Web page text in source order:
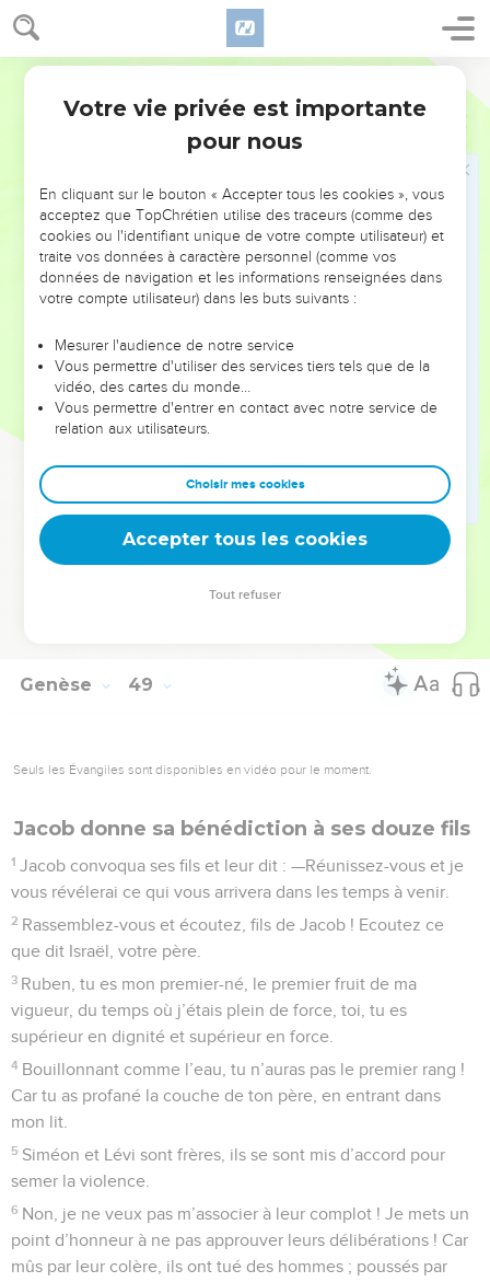
Genèse 48
17 Joseph remarqua que son père avait posé sa main droite
sur la tête d’Ephraïm. Cela lui déplut et il prit la main de son
Manassé.
Il dit à son père : —Il ne faut pas faire ainsi, mon père, car
Mais son père refusa et dit : —Je sais, mon fils, je sais.
Celui-là aussi deviendra un peuple ! Lui aussi sera grand.
Mais son frère cadet sera plus grand que lui et sa
descendance formera des nations entières.
d’Israël vous nommera dans ses bénédictions en disant :
« Que Dieu te rende semblable à Ephraïm et à Manassé ! »
Ainsi il plaça Ephraïm avant Manassé.
Puis Israël dit à Joseph : —Je vais bientôt mourir. Dieu sera
Quant à moi, je te donne une part de plus qu’à tes frères :
Sichem, que j’ai conquise sur les Amorites avec mon épée et
mon arc.
La Bible Du Semeur Copyright © 1992, 1999 by Biblica, Inc.® Used by permission.
Genèse 49
Seuls les Évangiles sont disponibles en vidéo pour le moment.
Jacob donne sa bénédiction à ses douze fils
1 Jacob convoqua ses fils et leur dit : —Réunissez-vous et je
vous révélerai ce qui vous arrivera dans les temps à venir.
2 Rassemblez-vous et écoutez, fils de Jacob ! Ecoutez ce
que dit Israël, votre père.
3 Ruben, tu es mon premier-né, le premier fruit de ma
vigueur, du temps où j’étais plein de force, toi, tu es
supérieur en dignité et supérieur en force.
4 Bouillonnant comme l’eau, tu n’auras pas le premier rang !
Car tu as profané la couche de ton père, en entrant dans
mon lit.
5 Siméon et Lévi sont frères, ils se sont mis d’accord pour
semer la violence.
6 Non, je ne veux pas m’associer à leur complot ! Je mets un
point d’honneur à ne pas approuver leurs délibérations ! Car
mûs par leur colère, ils ont tué des hommes ; poussés par
Votre vie privée est importante
pour nous
En cliquant sur le bouton « Accepter tous les cookies », vous
acceptez que TopChrétien utilise des traceurs (comme des
cookies ou l'identifiant unique de votre compte utilisateur) et
traite vos données à caractère personnel (comme vos
données de navigation et les informations renseignées dans
votre compte utilisateur) dans les buts suivants :
Mesurer l'audience de notre service
Vous permettre d'utiliser des services tiers tels que de la
vidéo, des cartes du monde…
Vous permettre d'entrer en contact avec notre service de
relation aux utilisateurs.
Choisir mes cookies
Accepter tous les cookies
Tout refuser